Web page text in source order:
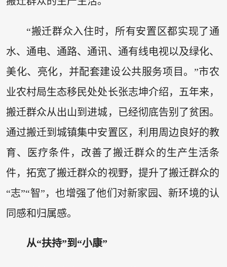
“搬迁群众入住时，所有安置区都实现了通
水、通电、通路、通讯、通有线电视以及绿化、
美化、亮化，并配套建设公共服务项目。”市农
业农村局生态移民处处长张志坤介绍，五年来，
搬迁群众从出山到进城，已经彻底告别了贫困。
通过搬迁到城镇集中安置区，利用周边良好的教
育、医疗条件，改善了搬迁群众的生产生活条
件，拓宽了搬迁群众的视野，提升了搬迁群众的
“志”“智”，也增强了他们对新家园、新环境的认
同感和归属感。
从“扶持”到“小康”